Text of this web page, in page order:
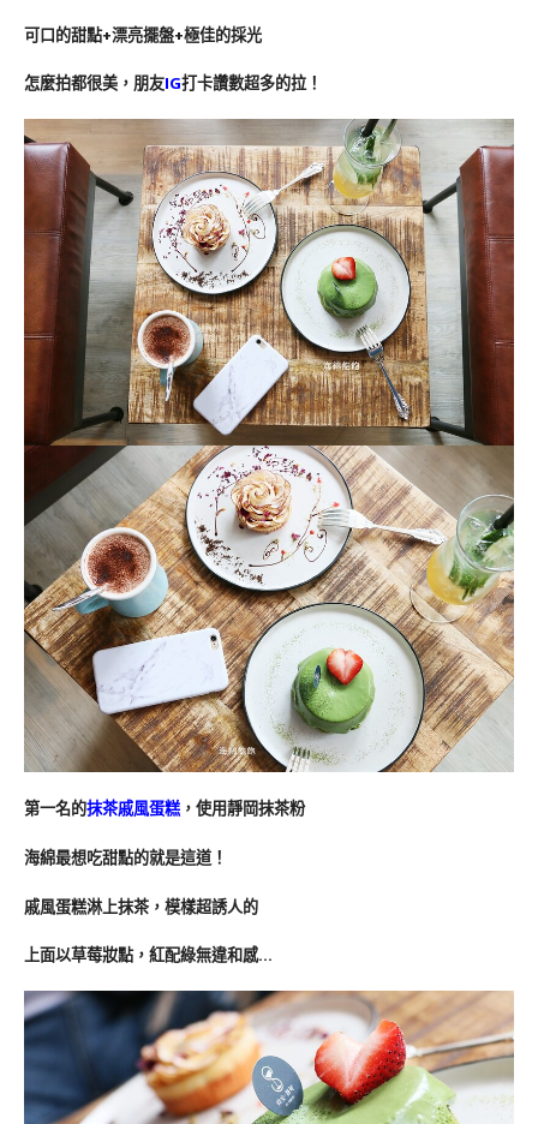
可口的甜點+漂亮擺盤+極佳的採光
怎麼拍都很美，朋友IG打卡讚數超多的拉！
第一名的抹茶戚風蛋糕 ，使用靜岡抹茶粉
海綿最想吃甜點的就是這道！
戚風蛋糕淋上抹茶，模樣超誘人的
上面以草莓妝點，紅配綠無違和感…